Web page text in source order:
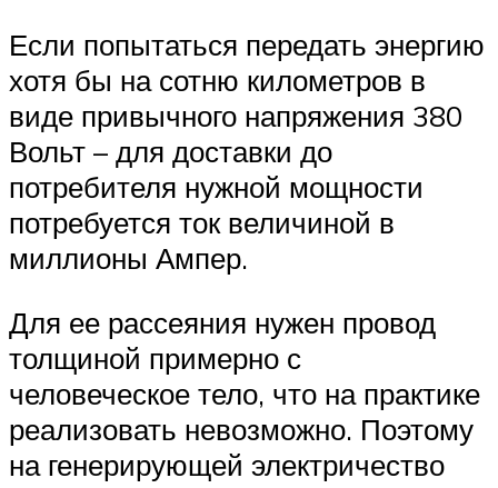
Если попытаться передать энергию
хотя бы на сотню километров в
виде привычного напряжения 380
Вольт – для доставки до
потребителя нужной мощности
потребуется ток величиной в
миллионы Ампер.
Для ее рассеяния нужен провод
толщиной примерно с
человеческое тело, что на практике
реализовать невозможно. Поэтому
на генерирующей электричество